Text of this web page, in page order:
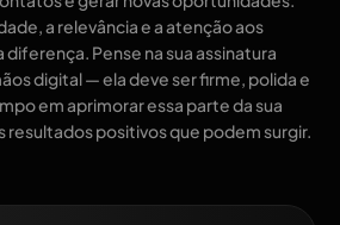
a relevância e a atenção aos
Pense na sua assinatura
digital — ela deve ser firme, polida e
em aprimorar essa parte da sua
resultados positivos que podem surgir.